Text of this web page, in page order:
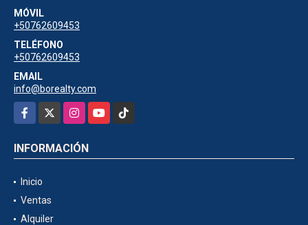
MÓVIL
+50762609453
TELÉFONO
+50762609453
EMAIL
info@borealty.com
Facebook
InstagramYouTubeTikTok
INFORMACIÓN
Inicio
Ventas
Alquiler